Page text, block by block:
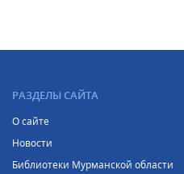
РАЗДЕЛЫ САЙТА
О сайте
Новости
Библиотеки Мурманской области